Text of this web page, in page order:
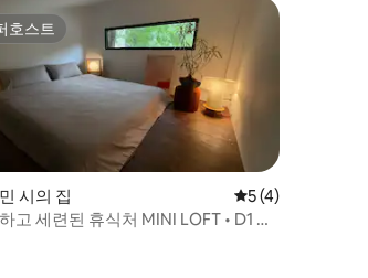
호스트
호스트
시의 집 평점 5점(5점 만
5 (4)
고 세련된 휴식처 MINI LOFT • D1 도